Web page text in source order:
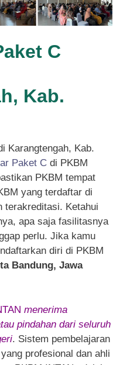
C
Kab.
Karangtengah, Kab.
Paket C di PKBM
PKBM tempat
yang terdaftar di
terakreditasi. Ketahui
apa saja fasilitasnya
perlu. Jika kamu
diri di PKBM
Bandung, Jawa
menerima
pindahan dari seluruh
. Sistem pembelajaran
profesional dan ahli